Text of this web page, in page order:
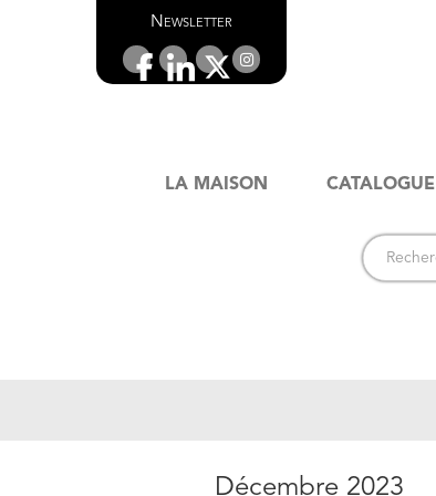
Newsletter
LA MAISON CATALOGUE
Décembre 2023